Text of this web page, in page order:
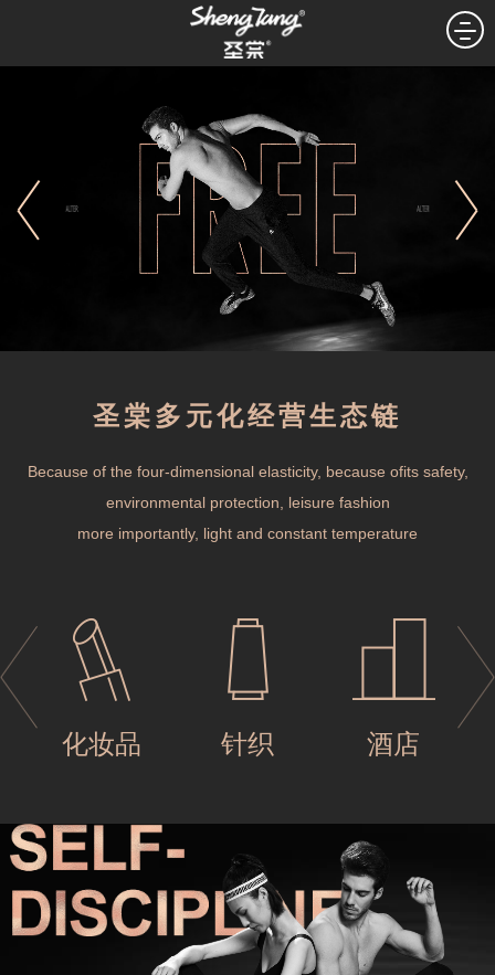
圣棠多元化经营生态链
Because of the four-dimensional elasticity, because ofits safety,
environmental protection, leisure fashion
more importantly, light and constant temperature
化妆品
化妆品
针织
针织
酒店
酒店